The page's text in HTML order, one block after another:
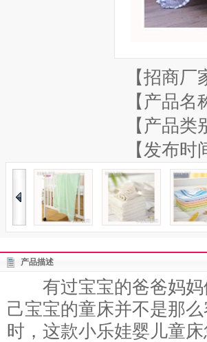
【招商厂
【产品名
【产品类
【发布时
产品描述
有过宝宝的爸爸妈妈
己宝宝的童床并不是那
时，这款小乐娃婴儿童